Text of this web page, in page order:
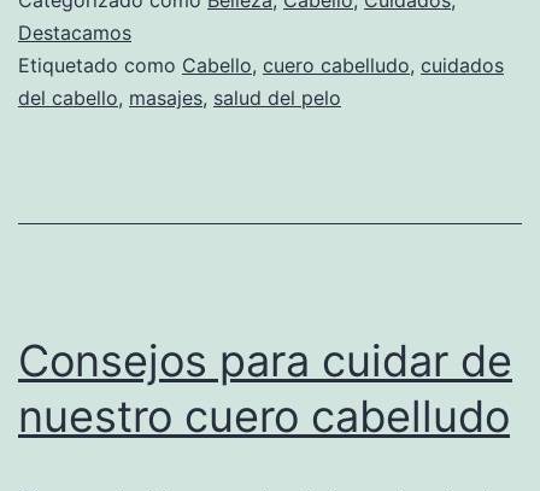
Destacamos
Etiquetado como Cabello, cuero cabelludo, cuidados
del cabello, masajes, salud del pelo
Consejos para cuidar de
nuestro cuero cabelludo